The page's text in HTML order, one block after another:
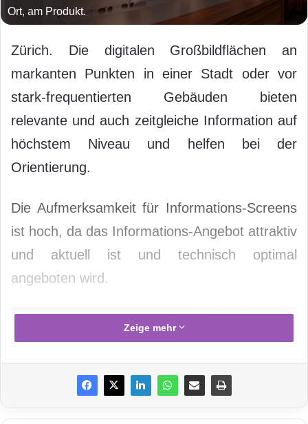
Ort, am Produkt.
Zürich. Die digitalen Großbildflächen an
markanten Punkten in einer Stadt oder vor
stark-frequentierten Gebäuden bieten
relevante und auch zeitgleiche Information auf
höchstem Niveau und helfen bei der
Orientierung.
Die Aufmerksamkeit für Informations-Screens
ist hoch, da das Informations-Angebot attraktiv
und aktuell ist und technisch optimal
angeboten wird.
Zeige mehr